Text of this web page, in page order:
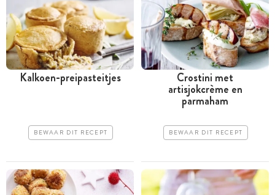
Kalkoen-preipasteitjes
BEWAAR DIT RECEPT
Crostini met
artisjokcrème en
parmaham
BEWAAR DIT RECEPT